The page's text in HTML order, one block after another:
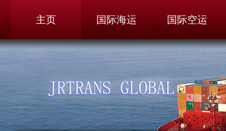
主页 国际海运 国际空运